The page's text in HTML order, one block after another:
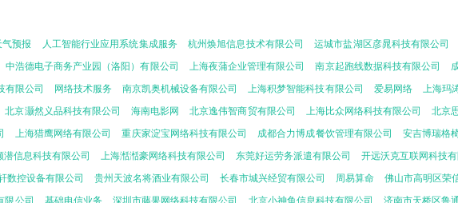
气预报 人工智能行业应用系统集成服务 杭州焕旭信息技术有限公司 运城市盐湖区彦晁科技有限公司
中浩德电子商务产业园（洛阳）有限公司 上海夜蒲企业管理有限公司 南京起跑线数据科技有限公司
有限公司 网络技术服务 南京凯奥机械设备有限公司 上海积梦智能科技有限公司 爱易网络 上海玛
北京灏然义品科技有限公司 海南电影网 北京逸伟智商贸有限公司 上海比众网络科技有限公司 北京
上海猎鹰网络有限公司 重庆家淀宝网络科技有限公司 成都合力博成餐饮管理有限公司 安吉博瑞格
潜信息科技有限公司 上海湉湉豪网络科技有限公司 东莞好运劳务派遣有限公司 开远沃克互联网科技有
数控设备有限公司 贵州天波名将酒业有限公司 长春市城兴经贸有限公司 周易算命 佛山市高明区荣
限公司 基础电信业务 深圳市藤果网络科技有限公司 北京小神鱼信息科技有限公司 济南市天桥区鲁